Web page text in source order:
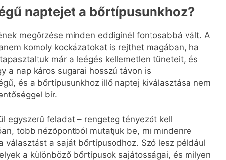
naptejet a bőrtípusunkhoz?
megőrzése minden eddiginél fontosabbá vált. A
komoly kockázatokat is rejthet magában, ha
már a leégés kellemetlen tüneteit, és
a nap káros sugarai hosszú távon is
és a bőrtípusunkhoz illő naptej kiválasztása nem
bír.
egyszerű feladat – rengeteg tényezőt kell
több nézőpontból mutatjuk be, mi mindenre
választást a saját bőrtípusodhoz. Szó lesz például
a különböző bőrtípusok sajátosságai, és milyen